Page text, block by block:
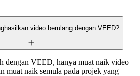
video berulang dengan VEED?
dengan VEED, hanya muat naik video
muat naik semula pada projek yang